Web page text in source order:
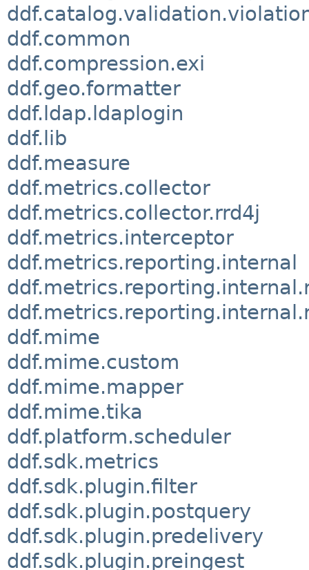
ddf.common
ddf.compression.exi
ddf.geo.formatter
ddf.ldap.ldaplogin
ddf.lib
ddf.measure
ddf.metrics.collector
ddf.metrics.collector.rrd4j
ddf.metrics.interceptor
ddf.metrics.reporting.internal
ddf.mime
ddf.mime.custom
ddf.mime.mapper
ddf.mime.tika
ddf.platform.scheduler
ddf.sdk.metrics
ddf.sdk.plugin.filter
ddf.sdk.plugin.postquery
ddf.sdk.plugin.predelivery
ddf.sdk.plugin.preingest